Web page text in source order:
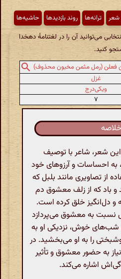
ترانه‌ها روند بازدیدها حاشیه‌ها
می‌توانید آن را در لغتنامهٔ دهخدا
کنید.
فعلن (رمل مثمن مخبون محذوف)
غزل
ویکی‌درج
۷
خلاصه
شعر، شاعر با توصیف
احساسات و آرزوهای خود
از تصاویری مانند بلبل که
باد که از زلف معشوق دم
و دل‌انگیز خلق کرده است.
به معشوق می‌پردازد
شب‌های خوش، نزدیکی او به
را به او می‌بخشید. در
به حضور معشوق و تأثیر
اشاره می‌کند.